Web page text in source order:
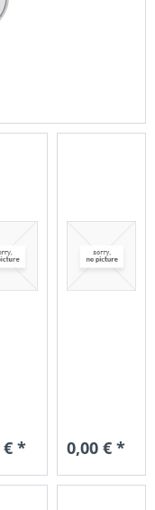
mit der neuen
€ * 0,00 € *